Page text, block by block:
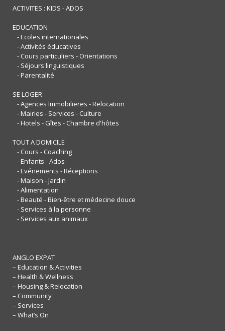
ACTIVITES : KIDS - ADOS
EDUCATION
- Ecoles internationales
- Activités éducatives
- Cours particuliers - Orientations
- Séjours linguistiques
- Parentalité
SE LOGER
- Agences Immobilieres - Relocation
- Mairies - Services - Culture
- Hotels - Gîtes - Chambre d'hôtes
TOUT A DOMICILE
- Cours - Coaching
- Enfants - Ados
- Evénements - Réceptions
- Maison - Jardin
- Alimentation
- Beauté - Bien-être et médecine douce
- Services à la personne
- Services aux animaux
ANGLO EXPAT
– Education & Activities
– Health & Wellness
– Housing & Relocation
– Community
– Services
– What’s On